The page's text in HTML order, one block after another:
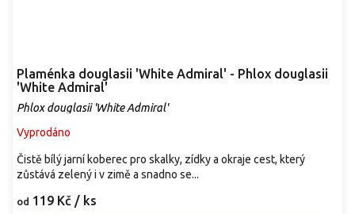
Plaménka douglasii 'White Admiral' - Phlox douglasii
'White Admiral'
Phlox douglasii 'White Admiral'
Vyprodáno
od 119 Kč / ks
Čistě bílý jarní koberec pro skalky, zídky a okraje cest, který
zůstává zelený i v zimě a snadno se...